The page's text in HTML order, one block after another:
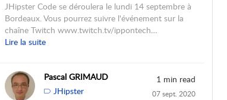
JHipster Code se déroulera le lundi 14 septembre à
Bordeaux. Vous pourrez suivre l'événement sur la
chaîne Twitch www.twitch.tv/ippontech…
Lire la suite
Pascal GRIMAUD
JHipster
1 min read
07 sept. 2020